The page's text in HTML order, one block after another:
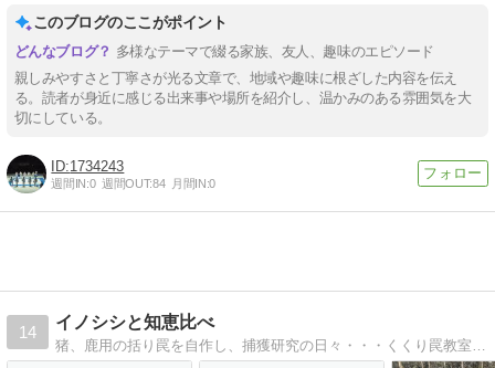
このブログのここがポイント
多様なテーマで綴る家族、友人、趣味のエピソード
親しみやすさと丁寧さが光る文章で、地域や趣味に根ざした内容を伝え
る。読者が身近に感じる出来事や場所を紹介し、温かみのある雰囲気を大
切にしている。
1734243
週間IN:0 週間OUT:84 月間IN:0
14
イノシシと知恵比べ